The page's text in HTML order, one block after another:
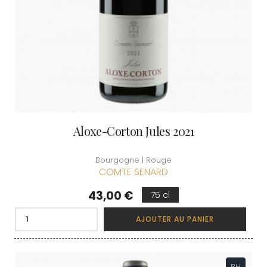
Aloxe-Corton Jules 2021
Bourgogne | Rouge
COMTE SENARD
Prix
43,00 € 75 cl
AJOUTER AU PANIER